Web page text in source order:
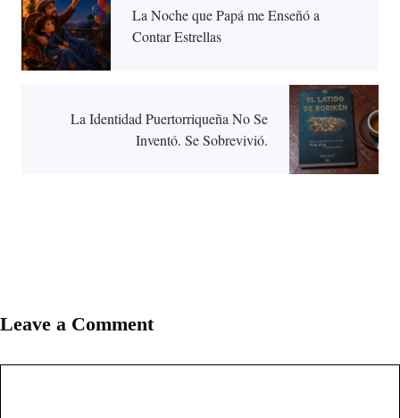
La Noche que Papá me Enseñó a
Contar Estrellas
La Identidad Puertorriqueña No Se
Inventó. Se Sobrevivió.
Leave a Comment